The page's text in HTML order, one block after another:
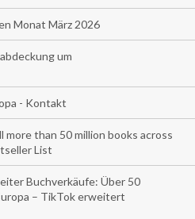
Monat März 2026
um
- Kontakt
than 50 million books across
List
Buchverkäufe: Über 50
– TikTok erweitert